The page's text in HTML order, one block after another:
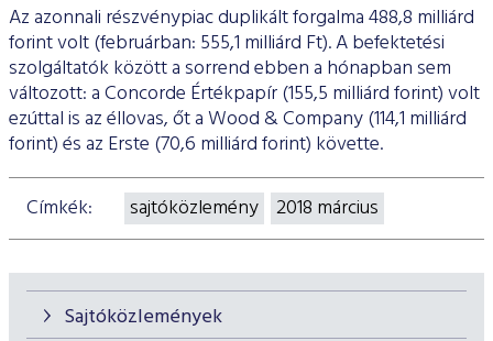
Sajtóközlemények
Az azonnali részvénypiac duplikált forgalma 488,8 milliárd
forint volt (februárban: 555,1 milliárd Ft). A befektetési
szolgáltatók között a sorrend ebben a hónapban sem
változott: a Concorde Értékpapír (155,5 milliárd forint) volt
ezúttal is az éllovas, őt a Wood & Company (114,1 milliárd
forint) és az Erste (70,6 milliárd forint) követte.
Címkék:
sajtóközlemény 2018 március